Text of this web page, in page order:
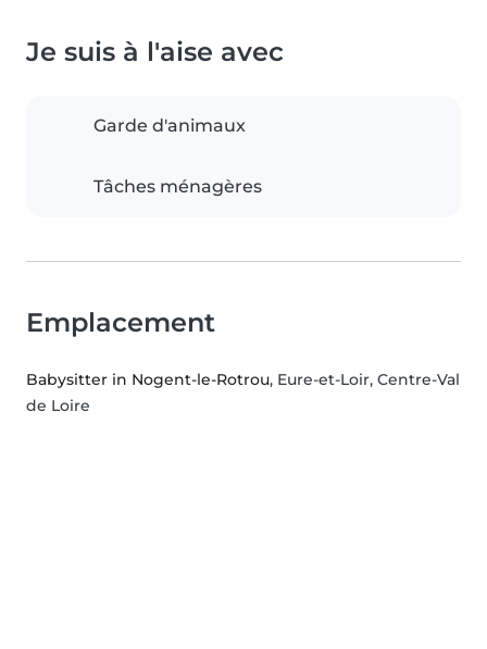
Je suis à l'aise avec
Garde d'animaux
Tâches ménagères
Emplacement
Babysitter in Nogent-le-Rotrou, Eure-et-Loir, Centre-Val
de Loire